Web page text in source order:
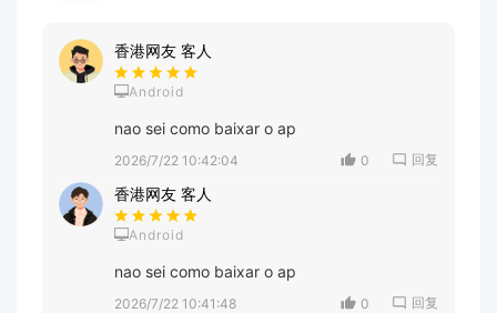
香港网友 客人
Android
nao sei como baixar o ap
2026/7/22 10:42:04 0 回复
香港网友 客人
Android
nao sei como baixar o ap
2026/7/22 10:41:48 0 回复